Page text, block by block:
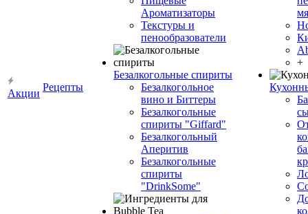
Акции
Рецепты
Ароматизаторы
Текстуры и
пенообразователи
Безалкогольные спириты
Безалкогольное
вино и Биттеры
Безалкогольные
спириты "Giffard"
Безалкогольный
Аперитив
Безалкогольные
спириты
"DrinkSome"
+